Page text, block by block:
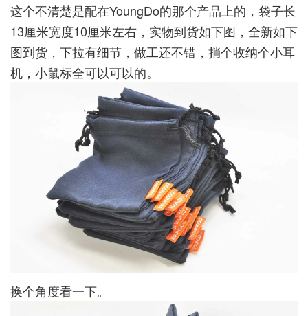
这个不清楚是配在YoungDo的那个产品上的，袋子长
13厘米宽度10厘米左右，实物到货如下图，全新如下
图到货，下拉有细节，做工还不错，捎个收纳个小耳
机，小鼠标全可以可以的。
换个角度看一下。